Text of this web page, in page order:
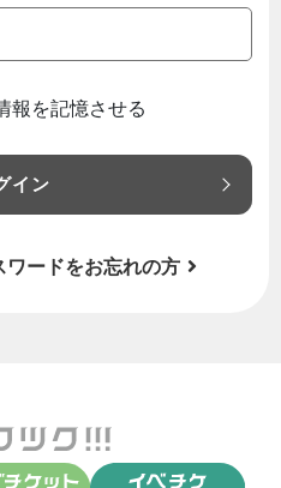
報を記憶させる
イン
ワードをお忘れの方